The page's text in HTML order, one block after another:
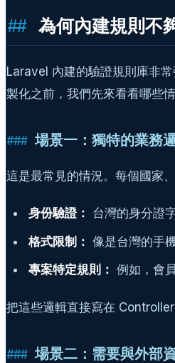
為何內建規則不
Laravel 內建的驗證規則庫非
製化之前，我們先來看看哪些
場景一：獨特的業務
這是最常見的情況。每個國家
身份驗證： 台灣的身分證
格式限制： 像是台灣的手
專案特定規則： 例如，會
把這些邏輯直接寫在
場景二：需要與外部